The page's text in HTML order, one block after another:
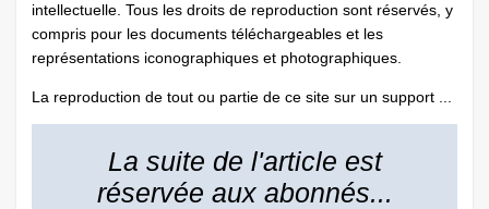
intellectuelle. Tous les droits de reproduction sont réservés, y
compris pour les documents téléchargeables et les
représentations iconographiques et photographiques.
La reproduction de tout ou partie de ce site sur un support ...
La suite de l'article est
réservée aux abonnés...